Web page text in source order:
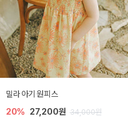
밀라 아기 원피스
20% 27,200원 34,000원